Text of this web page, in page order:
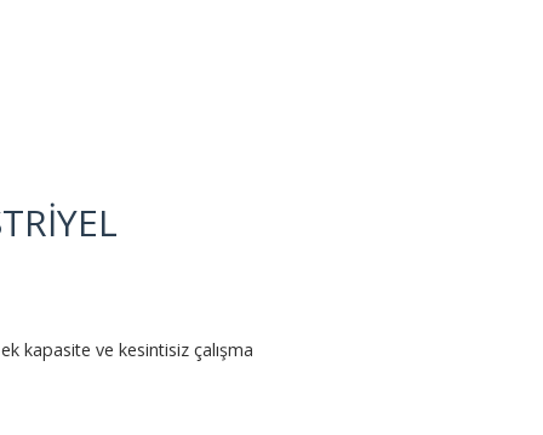
kapasite ve kesintisiz çalışma